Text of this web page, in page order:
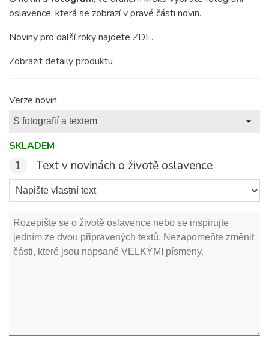
oslavence, která se zobrazí v pravé části novin.
Noviny pro další roky najdete ZDE.
Zobrazit detaily produktu
Verze novin
SKLADEM
1 Text v novinách o životě oslavence